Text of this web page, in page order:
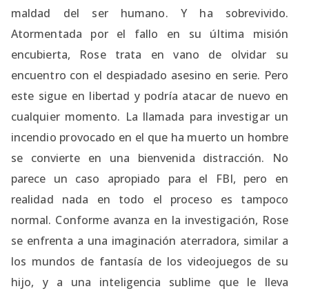
maldad del ser humano. Y ha sobrevivido.
Atormentada por el fallo en su última misión
encubierta, Rose trata en vano de olvidar su
encuentro con el despiadado asesino en serie. Pero
este sigue en libertad y podría atacar de nuevo en
cualquier momento. La llamada para investigar un
incendio provocado en el que ha muerto un hombre
se convierte en una bienvenida distracción. No
parece un caso apropiado para el FBI, pero en
realidad nada en todo el proceso es tampoco
normal. Conforme avanza en la investigación, Rose
se enfrenta a una imaginación aterradora, similar a
los mundos de fantasía de los videojuegos de su
hijo, y a una inteligencia sublime que le lleva